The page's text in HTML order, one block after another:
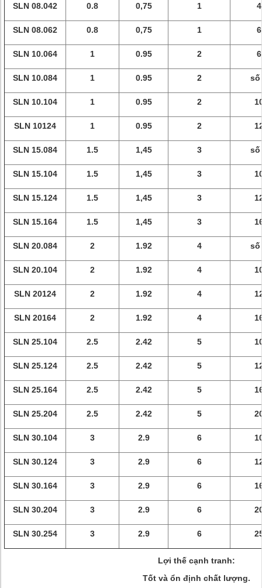
SLN 08.042 0.8 0,75 1 4
SLN 08.062 0.8 0,75 1 6
SLN 10.064 1 0.95 2 6
SLN 10.084 1 0.95 2 số
SLN 10.104 1 0.95 2
SLN 10124 1 0.95 2
SLN 15.084 1.5 1,45 3 số
SLN 15.104 1.5 1,45 3
SLN 15.124 1.5 1,45 3
SLN 15.164 1.5 1,45 3
SLN 20.084 2 1.92 4 số
SLN 20.104 2 1.92 4
SLN 20124 2 1.92 4
SLN 20164 2 1.92 4
SLN 25.104 2.5 2.42 5
SLN 25.124 2.5 2.42 5
SLN 25.164 2.5 2.42 5
SLN 25.204 2.5 2.42 5
SLN 30.104 3 2.9 6
SLN 30.124 3 2.9 6
SLN 30.164 3 2.9 6
SLN 30.204 3 2.9 6
SLN 30.254 3 2.9 6
Lợi thế cạnh tranh:
Tốt và ổn định chất lượng.